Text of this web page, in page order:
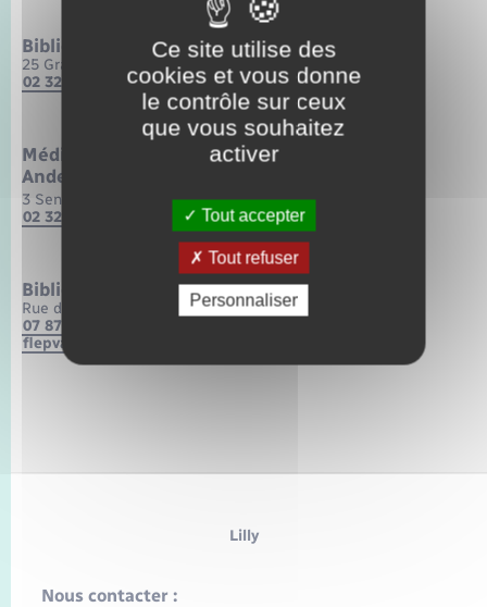
Bibliothèque Pour Tous de Pont-Saint-Pierre
25 Grande Rue – 27470 Pont Saint Pierre
02 32 48 03 11
Médiathèque Jacques Prévert de Romilly-sur-
Andelle
3 Sente des écoles – 27610 Romilly-sur-Andelle
02 32 48 18 28
Bibliothèque le « Chat Pitre » de Vandrimare
Rue des sports – 27380 Vandrimare
07 87 51 41 20
flepvandrimare@gmail.com
Lilly
Nous contacter :
Ce site utilise des
cookies et vous donne
le contrôle sur ceux
que vous souhaitez
activer
Tout accepter
Tout refuser
Personnaliser